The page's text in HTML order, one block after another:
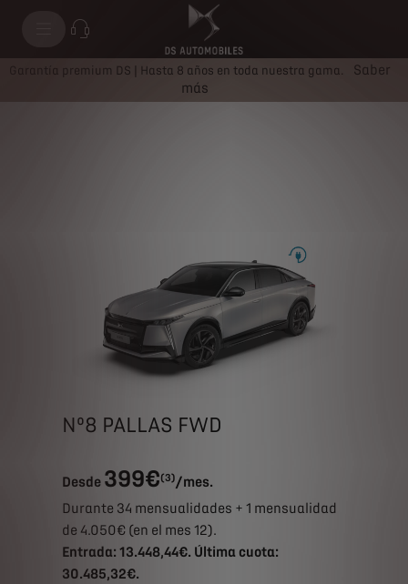
Garantía premium DS | Hasta 8 años en toda nuestra gama.
Saber
más
Nº8
Nº8 PALLAS FWD
Desde 399€(3)/mes.
Durante 34 mensualidades + 1 mensualidad
de 4.050€ (en el mes 12).
Entrada: 13.448,44€. Última cuota:
30.485,32€.